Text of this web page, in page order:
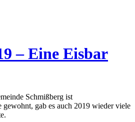
– Eine Eisbar
Schmißberg ist
gab es auch 2019 wieder viele